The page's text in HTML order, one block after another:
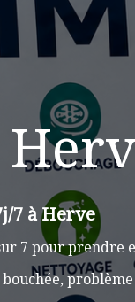
7 à Herve
7 pour prendre